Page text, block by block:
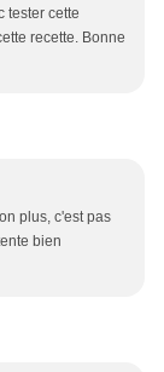
tester cette
recette. Bonne
plus, c'est pas
bien